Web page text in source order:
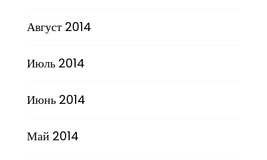
Август 2014
Июль 2014
Июнь 2014
Май 2014